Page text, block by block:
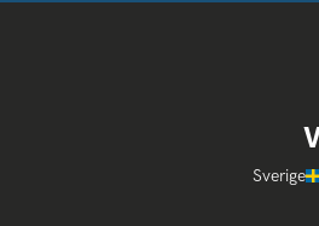
Sverige